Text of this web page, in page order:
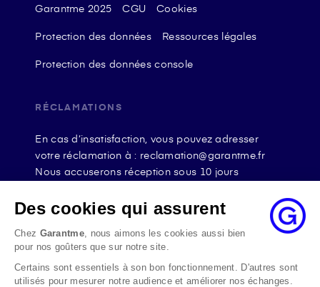
Garantme 2025 CGU Cookies
Protection des données Ressources légales
Protection des données console
RÉCLAMATIONS
En cas d’insatisfaction, vous pouvez adresser
votre réclamation à : reclamation@garantme.fr
Nous accuserons réception sous 10 jours
état de cause, nous répondrons à la réclamation
au maximum dans les 2 mois.
Si le désaccord persiste, vous pouvez solliciter
l’avis du Médiateur de l’Assurance par internet à
l’adresse La médiation de l’assurance - Accueil
Des cookies qui assurent
Chez Garantme, nous aimons les cookies aussi bien
pour nos goûters que sur notre site.
Certains sont essentiels à son bon fonctionnement. D'autres sont
utilisés pour mesurer notre audience et améliorer nos échanges.